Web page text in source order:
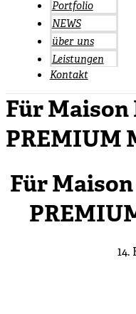
Portfolio
NEWS
über uns
Leistungen
Kontakt
Für
PREMIUM
Für
14.